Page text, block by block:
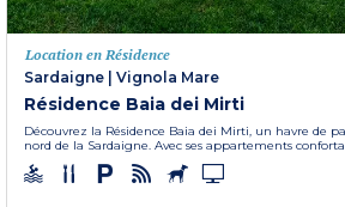
Location en Résidence
Sardaigne | Vignola Mare
Résidence Baia dei Mirti
Découvrez la Résidence Baia dei Mirti, un havre de
nord de la Sardaigne. Avec ses appartements